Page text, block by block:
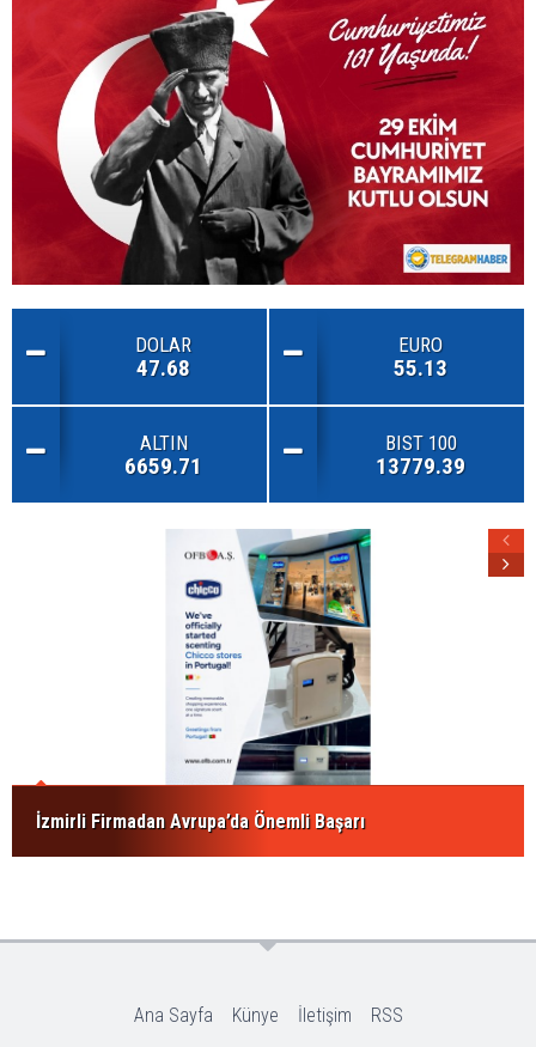
DOLAR
47.68
EURO
55.13
ALTIN
6659.71
BIST 100
13779.39
İzmirli Firmadan Avrupa’da Önemli Başarı
Ana Sayfa Künye İletişim RSS